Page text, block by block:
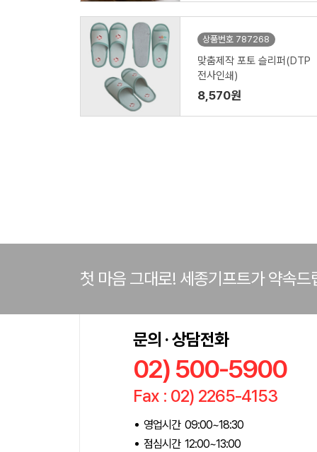
상품번호 787268
맞춤제작 포토 슬리퍼(DTP
전사인쇄)
8,570원
첫 마음 그대로! 세종기프트가 약속드
문의 · 상담전화
02) 500-5900
Fax : 02) 2265-4153
영업시간 09:00~18:30
점심시간 12:00~13:00